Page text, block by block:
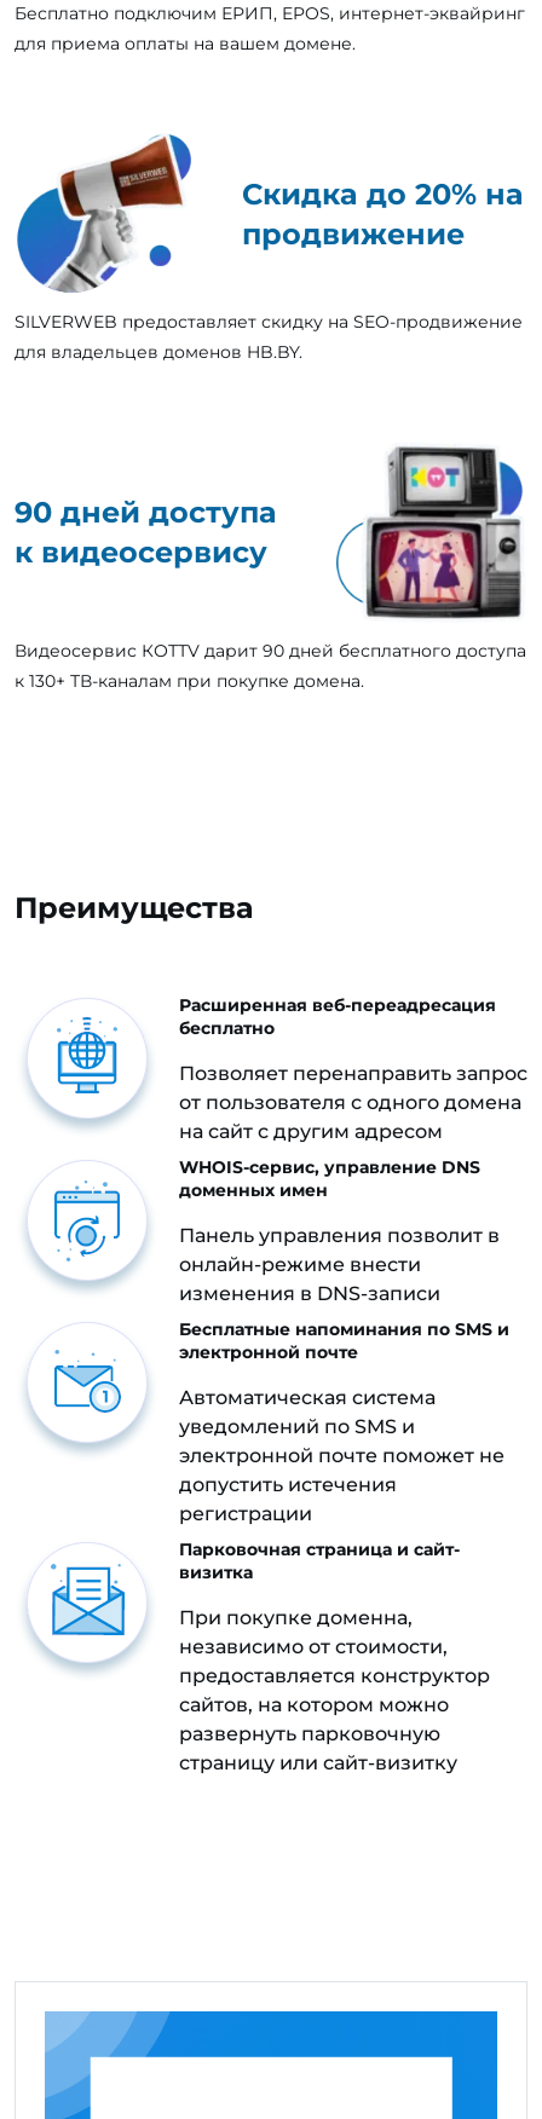
Бесплатно подключим ЕРИП, EPOS, интернет-эквайринг
для приема оплаты на вашем домене.
Скидка до 20% на
продвижение
SILVERWEB предоставляет скидку на SEO-продвижение
для владельцев доменов HB.BY.
90 дней доступа
к видеосервису
Видеосервис КОТТV дарит 90 дней бесплатного доступа
к 130+ ТВ-каналам при покупке домена.
Преимущества
Расширенная веб-переадресация
бесплатно
Позволяет перенаправить запрос
от пользователя с одного домена
на сайт с другим адресом
WHOIS-сервис, управление DNS
доменных имен
Панель управления позволит в
онлайн-режиме внести
изменения в DNS-записи
Бесплатные напоминания по SMS и
электронной почте
Автоматическая система
уведомлений по SMS и
электронной почте поможет не
допустить истечения
регистрации
Парковочная страница и сайт-
визитка
При покупке доменна,
независимо от стоимости,
предоставляется конструктор
сайтов, на котором можно
развернуть парковочную
страницу или сайт-визитку